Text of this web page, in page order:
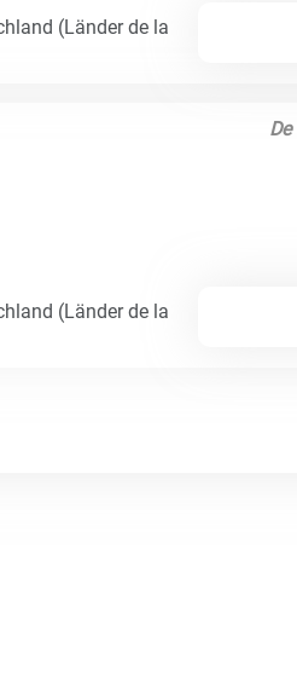
(Länder de la
De
(Länder de la